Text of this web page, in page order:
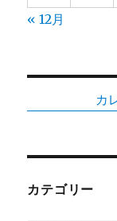
« 12月
カ
カテゴリー